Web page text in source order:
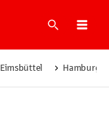
Suche
Eimsbüttel